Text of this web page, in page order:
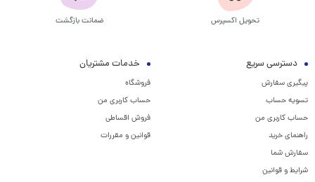
تحویل اکسپرس ضمانت بازگشت
دسترسی سریع
پیگیری سفارش
تسویه حساب
حساب کاربری من
راهنمای خرید
سفارش شما
شرایط و قوانین
خدمات مشتریان
فروشگاه
حساب کاربری من
فروش اقساطی
قوانین و مقررات